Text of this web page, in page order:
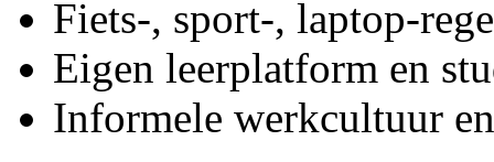
Fiets-, sport-, laptop-
Eigen leerplatform en
Informele werkcultuur